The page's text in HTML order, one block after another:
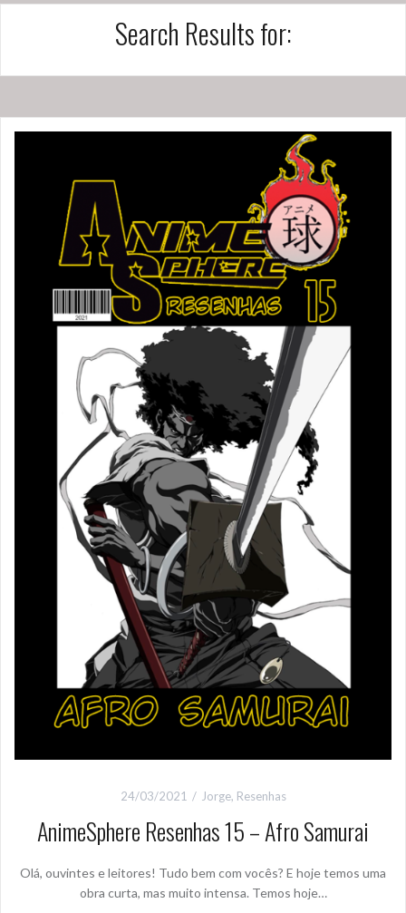
Search Results for:
24/03/2021 Jorge, Resenhas
AnimeSphere Resenhas 15 – Afro Samurai
Olá, ouvintes e leitores! Tudo bem com vocês? E hoje temos uma
obra curta, mas muito intensa. Temos hoje…